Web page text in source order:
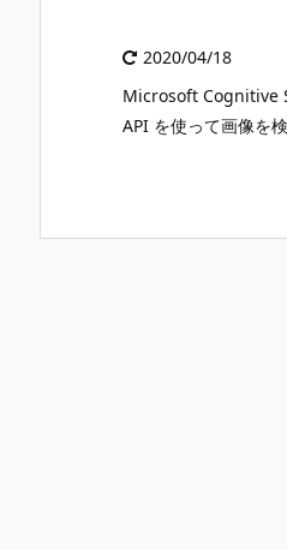
2020/04/18
Microsoft Cognitive
API を使って画像を